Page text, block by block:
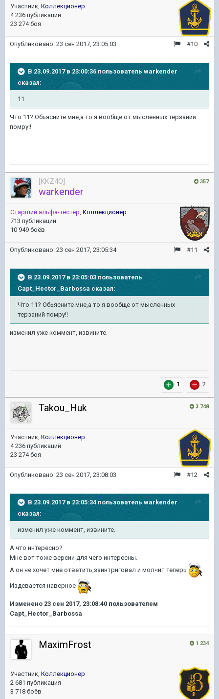
Участник, Коллекционер
4 236 публикаций
23 274 боя
#10
Опубликовано: 23 сен 2017, 23:05:03
В 23.09.2017 в 23:00:36 пользователь warkender
сказал:
11
Что 11? Обьясните мне,а то я вообще от мысленных терзаний
помру!!
357
[KKZ4O]
warkender
Старший альфа-тестер Коллекционер
713 публикации
10 949 боёв
#11
Опубликовано: 23 сен 2017, 23:05:34
В 23.09.2017 в 23:05:03 пользователь
Capt_Hector_Barbossa сказал:
Что 11? Обьясните мне,а то я вообще от мысленных
терзаний помру!!
изменил уже коммент, извините.
1 2
3 748
Takou_Huk
Участник, Коллекционер
4 236 публикаций
23 274 боя
#12
Опубликовано: 23 сен 2017, 23:08:03
В 23.09.2017 в 23:05:34 пользователь warkender
сказал:
изменил уже коммент, извините.
А что интересно?
Мне вот тоже версии для чего интересны.
А он не хочет мне ответить,заинтриговал и молчит теперь
Издевается наверное
Изменено 23 сен 2017, 23:08:40 пользователем
Capt_Hector_Barbossa
1 234
MaximFrost
Участник, Коллекционер
2 681 публикация
3 718 боёв